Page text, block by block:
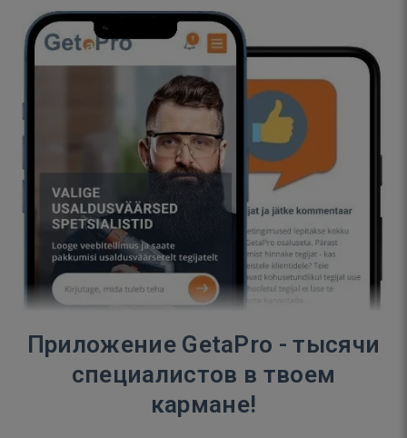
Приложение GetaPro - тысячи
специалистов в твоем
кармане!